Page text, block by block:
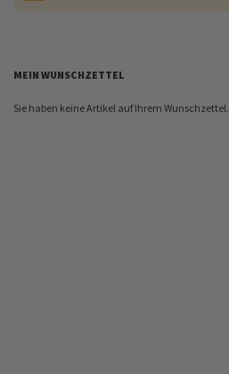
MEIN WUNSCHZETTEL
Sie haben keine Artikel auf Ihrem Wunschzettel.